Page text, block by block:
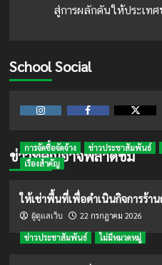
สู่การผลักดันให้ประเท
School Social
ข่าวที่คุณอาจพลาดชม
การจัดซื้อจัดจ้าง ข่าวประชาสัมพันธ์
เรื่องสำคัญ
ให้เช่าพื้นที่เพื่อดำเนินกิจการร้า
ผู้ดูแลเว็บ 22 กรกฎาคม 2026
ข่าวประชาสัมพันธ์ ไม่มีหมวดหมู่